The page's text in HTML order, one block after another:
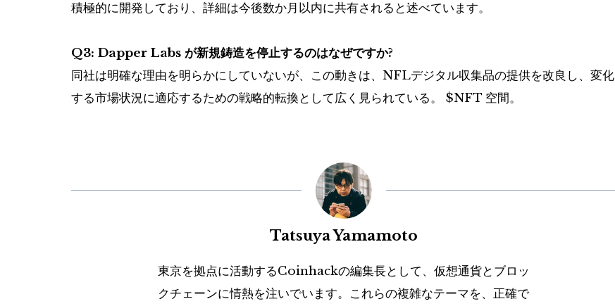
積極的に開発しており、詳細は今後数か月以内に共有されると述べています。
Q3: Dapper Labs が新規鋳造を停止するのはなぜですか?
同社は明確な理由を明らかにしていないが、この動きは、NFLデジタル収集品の提供を改良し、変化
する市場状況に適応するための戦略的転換として広く見られている。 $NFT 空間。
Tatsuya Yamamoto
東京を拠点に活動するCoinhackの編集長として、仮想通貨とブロッ
クチェーンに情熱を注いでいます。これらの複雑なテーマを、正確で